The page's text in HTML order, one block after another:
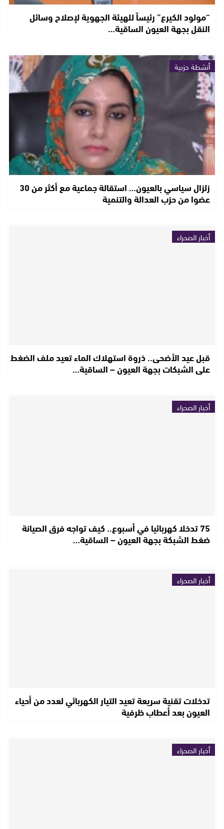
“مولود الكيرع” رئيساً للهيئة الجهوية لإصلاح وسائل
النقل بجهة العيون الساقية…
أنشطة حزبية
زلزال سياسي بالعيون… استقالة جماعية مع أكثر من 30
عضوا من حزب العدالة والتنمية
أخبار الصحراء
قبل عيد الأضحى.. ذروة استهلاك الماء تعيد ملف الضغط
على الشبكات بجهة العيون – الساقية…
أخبار الصحراء
75 تدخلا كهربائيا في أسبوع.. كيف تواجه فرق الصيانة
ضغط الشبكة بجهة العيون – الساقية…
أخبار الصحراء
تدخلات تقنية سريعة تعيد التيار الكهربائي لعدد من أحياء
العيون بعد أعطاب ظرفية
أخبار الصحراء